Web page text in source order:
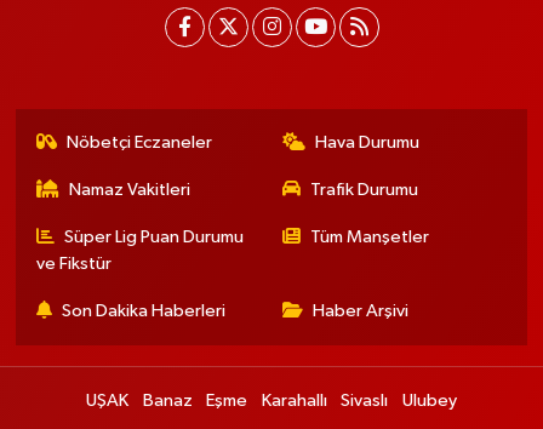
Nöbetçi Eczaneler Hava Durumu
Namaz Vakitleri Trafik Durumu
Süper Lig Puan Durumu
ve Fikstür
Tüm Manşetler
Son Dakika Haberleri Haber Arşivi
UŞAK Banaz Eşme Karahallı Sivaslı Ulubey